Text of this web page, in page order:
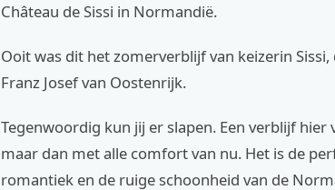
Château de Sissi in Normandië.
Ooit was dit het zomerverblijf van keizerin
Franz Josef van Oostenrijk.
Tegenwoordig kun jij er slapen. Een verblijf hier
maar dan met alle comfort van nu. Het is de
romantiek en de ruige schoonheid van de